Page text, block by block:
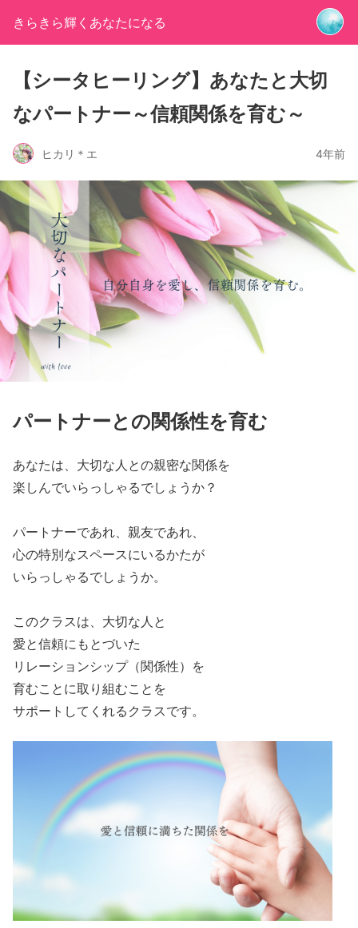
きらきら輝くあなたになる
【シータヒーリング】あなたと大切
なパートナー～信頼関係を育む～
ヒカリ＊エ 4年前
パートナーとの関係性を育む
あなたは、大切な人との親密な関係を
楽しんでいらっしゃるでしょうか？
パートナーであれ、親友であれ、
心の特別なスペースにいるかたが
いらっしゃるでしょうか。
このクラスは、大切な人と
愛と信頼にもとづいた
リレーションシップ（関係性）を
育むことに取り組むことを
サポートしてくれるクラスです。